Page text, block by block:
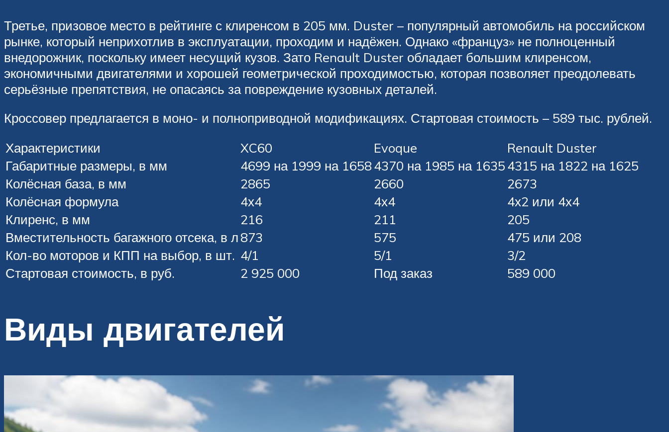
Третье, призовое место в рейтинге с клиренсом в 205 мм. Duster – популярный автомобиль на российском
рынке, который неприхотлив в эксплуатации, проходим и надёжен. Однако «француз» не полноценный
внедорожник, поскольку имеет несущий кузов. Зато Renault Duster обладает большим клиренсом,
экономичными двигателями и хорошей геометрической проходимостью, которая позволяет преодолевать
серьёзные препятствия, не опасаясь за повреждение кузовных деталей.
Кроссовер предлагается в моно- и полноприводной модификациях. Стартовая стоимость – 589 тыс. рублей.
Характеристики
XC60 Evoque
Renault Duster
Габаритные размеры, в мм
4699 на 1999 на 16584370 на 1985 на 16354315 на 1822 на 1625
Колёсная база, в мм
2865 2660
2673
Колёсная формула
4х4 4х4
4х2 или 4х4
Клиренс, в мм
216 211
205
Вместительность багажного отсека, в л873 575
475 или 208
Кол-во моторов и КПП на выбор, в шт. 4/1 5/1
3/2
Стартовая стоимость, в руб.
2 925 000 Под заказ 589 000
Виды двигателей